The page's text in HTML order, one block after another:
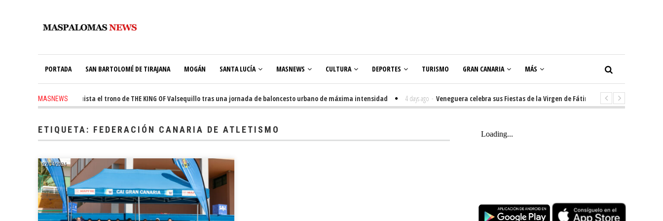
PORTADA SAN BARTOLOMÉ DE TIRAJANA MOGÁN SANTA LUCÍA MASNEWS CULTURA DEPORTES TURISMO GRAN CANARIA MÁS
MASNEWS
Ale Martín conquista el trono de THE KING OF Valsequillo tras una jornada de baloncesto urbano de máxima intensidad 4 days ago - Veneguera celebra sus Fiestas de la Virgen de Fátima con diez días de tradición,
ETIQUETA: FEDERACIÓN CANARIA DE ATLETISMO
22/04/2024